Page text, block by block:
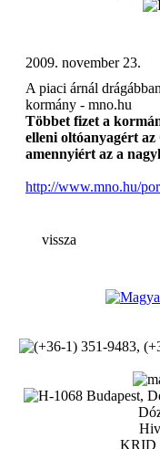
2009. november 23.
A piaci árnál
kormány - mno.hu
Többet fizet a
elleni oltóanyagért
amennyiért az a
http://www.mno.hu/
vissza
KRID